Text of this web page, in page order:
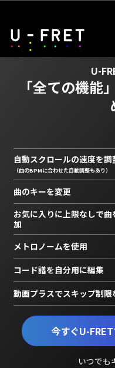
U-
「全ての機能
今すぐU-
いつでも
自動スクロールの速度を調
（曲のBPMに合わせた自動調整もあり）
曲のキーを変更
お気に入りに上限なしで曲
加
メトロノームを使用
コード譜を自分用に編集
動画プラスでスキップ制限